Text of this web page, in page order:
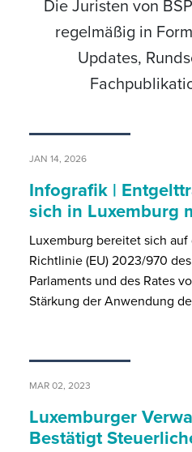
Die Juristen von
regelmäßig in
Updates,
JAN 14, 2026
Infografik |
sich in Luxemburg
Luxemburg bereitet sich
Richtlinie (EU) 2023/970
Parlaments und des Rates
Stärkung der Anwendung
MAR 02, 2023
Luxemburger
Bestätigt